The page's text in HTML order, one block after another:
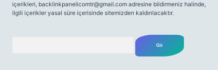
içerikleri, backlinkpanelicomtr@gmail.com adresine bildirmeniz halinde,
ilgili içerikler yasal süre içerisinde sitemizden kaldırılacaktır.